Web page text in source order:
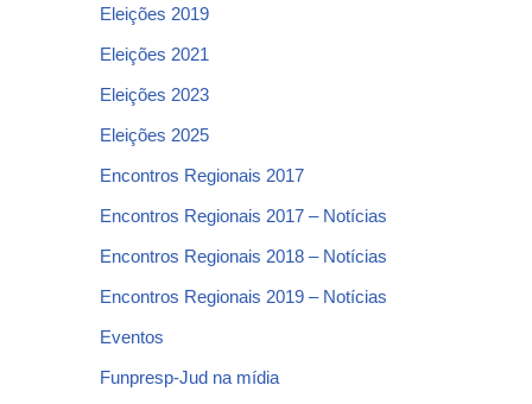
Eleições 2019
Eleições 2021
Eleições 2023
Eleições 2025
Encontros Regionais 2017
Encontros Regionais 2017 – Notícias
Encontros Regionais 2018 – Notícias
Encontros Regionais 2019 – Notícias
Eventos
Funpresp-Jud na mídia